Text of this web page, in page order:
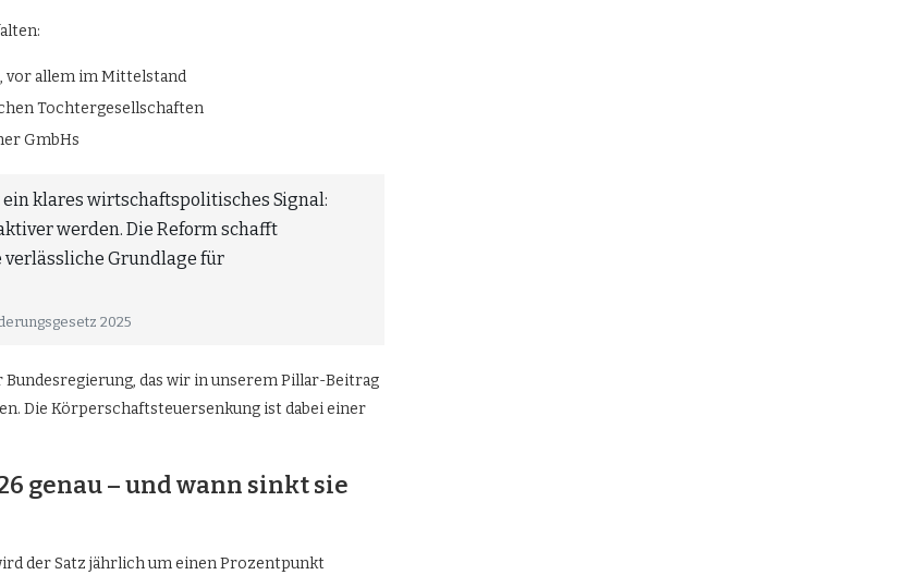
vor allem im Mittelstand
Tochtergesellschaften
GmbHs
klares wirtschaftspolitisches Signal:
werden. Die Reform schafft
verlässliche Grundlage für
2025
das wir in unserem Pillar-Beitrag
Die Körperschaftsteuersenkung ist dabei einer
genau – und wann sinkt sie
der Satz jährlich um einen Prozentpunkt